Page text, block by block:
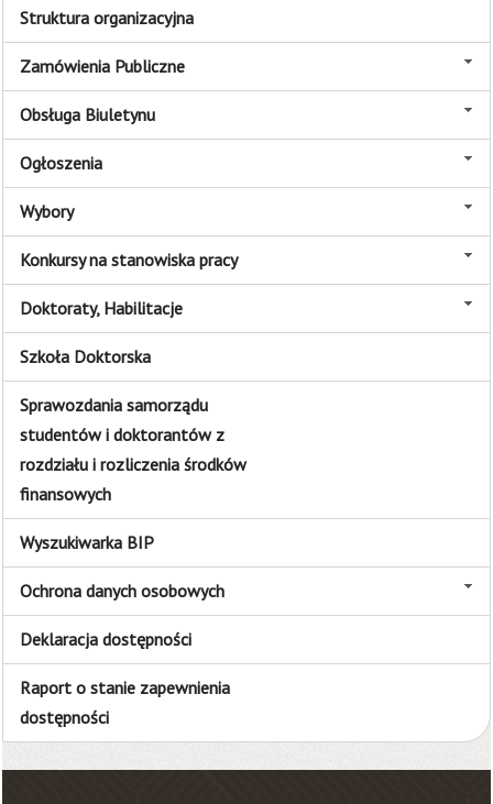
Struktura organizacyjna
Zamówienia Publiczne
Obsługa Biuletynu
Ogłoszenia
Wybory
Konkursy na stanowiska pracy
Doktoraty, Habilitacje
Szkoła Doktorska
Sprawozdania samorządu
studentów i doktorantów z
rozdziału i rozliczenia środków
finansowych
Wyszukiwarka BIP
Ochrona danych osobowych
Deklaracja dostępności
Raport o stanie zapewnienia
dostępności